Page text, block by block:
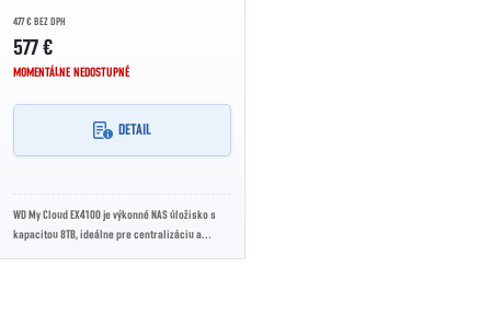
477 € BEZ DPH
577 €
MOMENTÁLNE NEDOSTUPNÉ
DETAIL
WD My Cloud EX4100 je výkonné NAS úložisko s
kapacitou 8TB, ideálne pre centralizáciu a